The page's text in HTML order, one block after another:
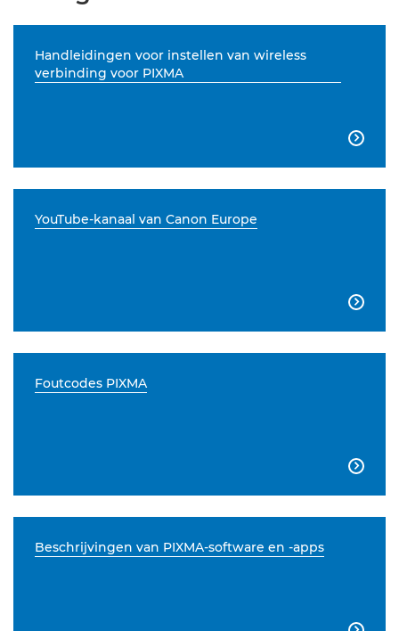
Handleidingen voor instellen van wireless
verbinding voor PIXMA

YouTube-kanaal van Canon Europe

Foutcodes PIXMA

Beschrijvingen van PIXMA-software en -apps